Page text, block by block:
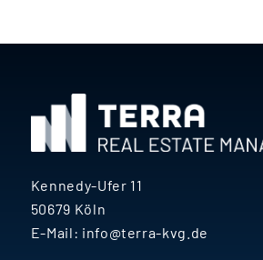
Kennedy-Ufer 11
50679 Köln
E-Mail: info@terra-kvg.de